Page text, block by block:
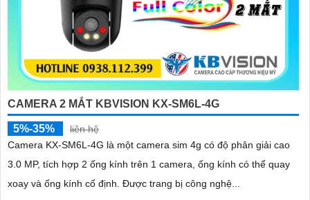
CAMERA 2 MẮT KBVISION KX-SM6L-4G
5%-35%
liên hệ
Camera KX-SM6L-4G là một camera sim 4g có độ phân giải cao
3.0 MP, tích hợp 2 ống kính trên 1 camera, ống kính có thể quay
xoay và ống kính cố định. Được trang bị công nghệ...